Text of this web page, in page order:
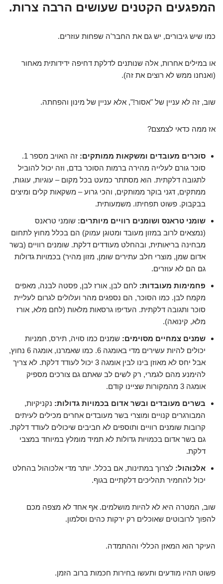
המפגעים הקטנים שעושים הרבה צרות.
כמו שיש גיבורים, יש גם את החבר'ה שפחות עוזרים.
או במילים אחרות, אלה שנותנים לדלקת דחיפה ידידותית מאחור
(ואנחנו ממש לא רוצים את זה).
שוב, זה לא עניין של "אסור!", אלא עניין של מינון והפחתה.
אז ממה כדאי לצמצם?
סוכרים מעובדים ומשקאות ממותקים:
זה האויב מספר 1.
סוכר גורם לעלייה מהירה ברמות הסוכר בדם, וזה יכול להוביל
לתגובה דלקתית. הוא מסתתר כמעט בכל מקום – עוגיות, עוגות,
ממתקים, דגני בוקר ממותקים, והכי גרוע – משקאות קלים ומיצים
בבקבוק. פשוט תפחיתו. משמעותית.
שומני טראנס ושומנים רוויים מיותרים: שומני טראנס
(נמצאים לרוב במזון מעובד ומטוגן עמוק) הם בכלל מחוץ לתחום
מבחינה בריאותית, ובהחלט מעודדים דלקת. שומנים רוויים (בשר
אדום שמן, מוצרי חלב עתירים שומן, מזון מהיר) בכמויות גדולות
גם הם לא עוזרים.
פחמימות מעובדות: לחם לבן, אורז לבן, פסטה לבנה, מאפים
מקמח לבן. כמו הסוכר, הם נספגים מהר ועלולים לגרום לעליית
סוכר ותגובה דלקתית. העדיפו גרסאות מלאות (לחם מלא, אורז
מלא, קינואה).
שמנים צמחיים מסוימים: שמנים כמו סויה, תירס, חמניות
יכולים להיות עשירים מדי באומגה 6. כמו שאמרנו, אומגה 6 נחוץ,
אבל יחס לא מאוזן בינו לבין אומגה 3 יכול לעודד דלקת. לא צריך
להימנע מהם לגמרי, רק לשים לב שאתם גם צורכים מספיק
אומגה 3 מהמקורות שציינו קודם.
בשרים מעובדים ובשר אדום בכמויות גדולות: נקניקיות,
המבורגרים קנויים ומוצרי בשר מעובדים אחרים מכילים לעיתים
קרובות שומנים רוויים ותוספים לא חביבים שיכולים לעודד דלקת.
גם בשר אדום בכמויות גדולות לא תמיד מומלץ במיוחד במצבי
דלקת.
אלכוהול: לצרוך במתינות, אם בכלל. יותר מדי אלכוהול בהחלט
יכול להחמיר תהליכים דלקתיים בגוף.
שוב, המטרה היא לא להיות מושלמים. אף אחד לא מצפה מכם
להפוך לרובוטים שאוכלים רק ירקות כהים וסלמון.
העיקר הוא המאזן הכללי וההתמדה.
פשוט תהיו מודעים ותעשו בחירות חכמות ברוב הזמן.